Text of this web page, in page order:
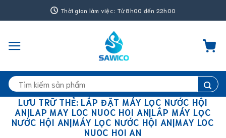
qua
dung
Thời gian làm việc: Từ 8h00 đến 22h00
Tìm
kiếm:
LƯU TRỮ THẺ: LẮP ĐẶT MÁY LỌC NƯỚC HỘI
AN|LAP MAY LOC NUOC HOI AN|LẮP MÁY LỌC
NƯỚC HỘI AN|MÁY LỌC NƯỚC HỘI AN|MAY LOC
NUOC HOI AN